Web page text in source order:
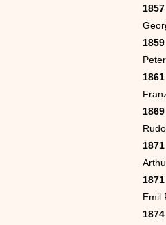
1857
1859
1861
1869
1871
1871
Emil
1874